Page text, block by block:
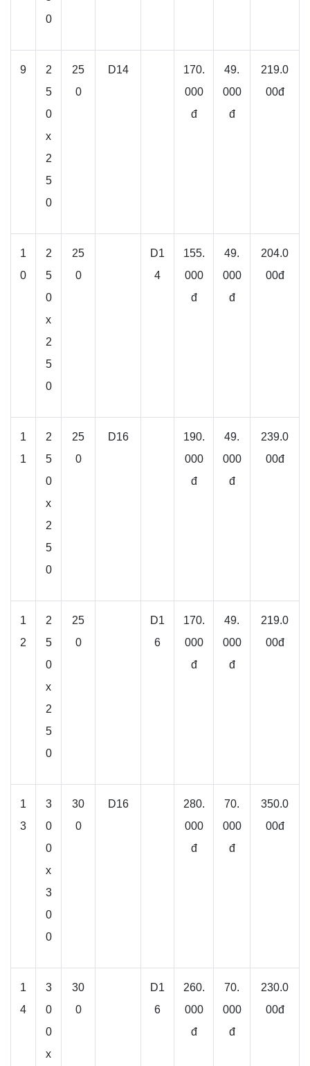
0
9
2
5
0
x
2
5
0
25
0
D14
170.
000
đ
49.
000
đ
219.0
00đ
1
0
2
5
0
x
2
5
0
25
0
D1
4
155.
000
đ
49.
000
đ
204.0
00đ
1
1
2
5
0
x
2
5
0
25
0
D16
190.
000
đ
49.
000
đ
239.0
00đ
1
2
2
5
0
x
2
5
0
25
0
D1
6
170.
000
đ
49.
000
đ
219.0
00đ
1
3
3
0
0
x
3
0
0
30
0
D16
280.
000
đ
70.
000
đ
350.0
00đ
1
4
3
0
0
x
30
0
D1
6
260.
000
đ
70.
000
đ
230.0
00đ